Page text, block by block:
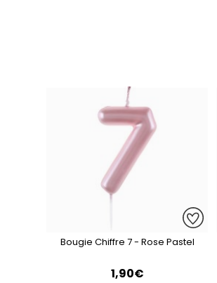
Bougie Chiffre 7 - Rose Pastel
1,90€